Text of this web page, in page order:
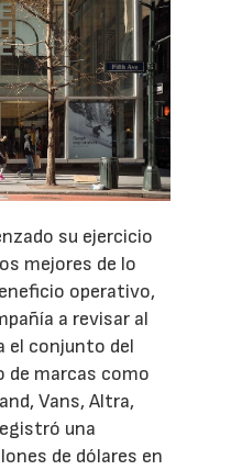
su ejercicio
mejores de lo
operativo,
a revisar al
el conjunto del
de marcas como
Vans, Altra,
una
de dólares en